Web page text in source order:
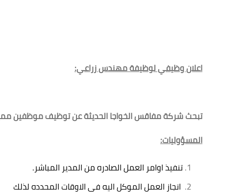
اعلان وظيفي لوظيفة مهندس زراعي:
تبحث شركة مفاقس الخواجا الحديثة عن توظيف موظفين
المسؤوليات:
تنفيذ اوامر العمل الصادره من المدير المباشر.
انجاز العمل الموكل اليه فى الاوقات المحدده لذلك